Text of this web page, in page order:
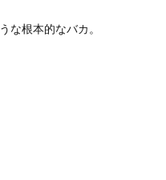
な根本的なバカ。